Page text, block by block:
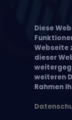
Diese
Webseite
dieser
weiteren
Rahmen